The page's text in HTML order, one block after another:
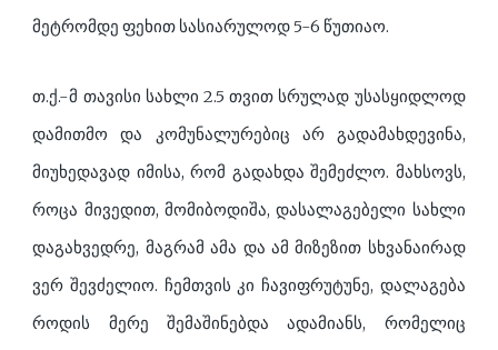
მეტრომდე ფეხით სასიარულოდ 5-6 წუთიაო.
თ.ქ.-მ თავისი სახლი 2.5 თვით სრულად უსასყიდლოდ
დამითმო და კომუნალურებიც არ გადამახდევინა,
მიუხედავად იმისა, რომ გადახდა შემეძლო. მახსოვს,
როცა მივედით, მომიბოდიშა, დასალაგებელი სახლი
დაგახვედრე, მაგრამ ამა და ამ მიზეზით სხვანაირად
ვერ შევძელიო. ჩემთვის კი ჩავიფრუტუნე, დალაგება
როდის მერე შემაშინებდა ადამიანს, რომელიც